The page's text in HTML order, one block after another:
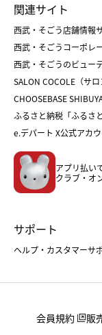
父の日
クリスマスケーキ
ホワイトデー
菓子折り
和菓子
人気のギフト
バレンタイン
おせち
フード
ホーム・キッチン＆ア
関連サイト
西武・そごう店舗情報
西武・そごうコーポレ
西武・そごうのビュー
SALON COCOLE（サロ
CHOOSEBASE
ふるさと納税「ふるさ
e.デパート X公式アカ
アプリ払い
クラブ・オ
サポート
ヘルプ・カスタマーサ
会員規約 販